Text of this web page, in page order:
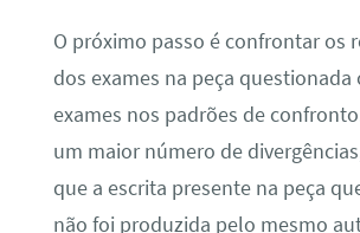
O próximo passo é confrontar os
dos exames na peça questionada
exames nos padrões de
um maior número de
que a escrita presente na peça
não foi produzida pelo mesmo